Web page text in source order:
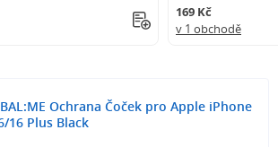
169 Kč
v 1 obchodě
Ochrana Čoček pro Apple iPhone
16 Plus Black